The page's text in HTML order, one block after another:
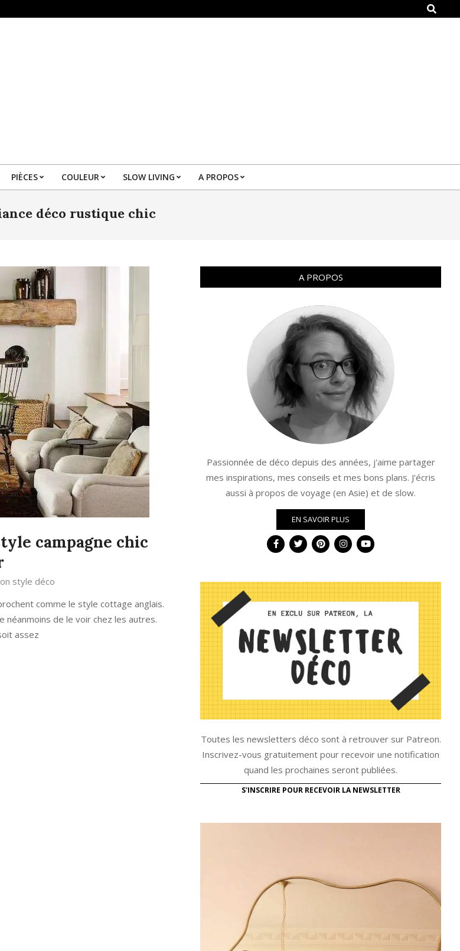
Search
Primary
Menu
PIÈCES COULEUR SLOW LIVING A PROPOS
déco rustique chic
campagne chic
style déco
comme le style cottage anglais.
néanmoins de le voir chez les autres.
assez
A PROPOS
Passionnée de déco depuis des années, j'aime partager
mes inspirations, mes conseils et mes bons plans. J'écris
aussi à propos de voyage (en Asie) et de slow.
EN SAVOIR PLUS
Toutes les newsletters déco sont à retrouver sur Patreon.
Inscrivez-vous gratuitement pour recevoir une notification
quand les prochaines seront publiées.
S'INSCRIRE POUR RECEVOIR LA NEWSLETTER